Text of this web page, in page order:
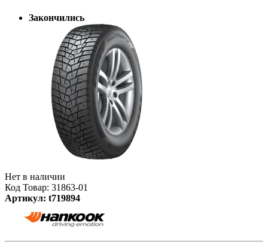
Закончились
Нет в наличии
Код Товар: 31863-01
Артикул: t719894